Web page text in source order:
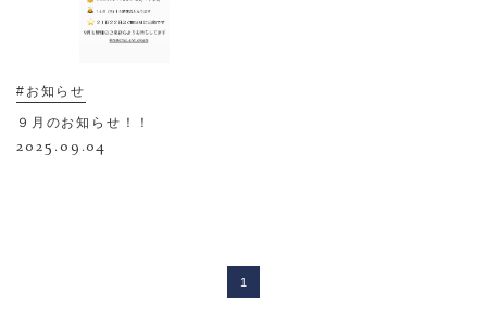
#お知らせ
９月のお知らせ！！
2025.09.04
1